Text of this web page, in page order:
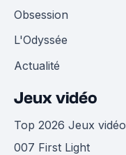
Obsession
L'Odyssée
Actualité
Jeux vidéo
Top 2026 Jeux vidéo
007 First Light